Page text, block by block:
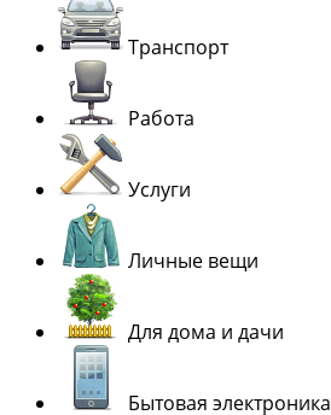
Транспорт
Работа
Услуги
Личные вещи
Для дома и дачи
Бытовая электроника